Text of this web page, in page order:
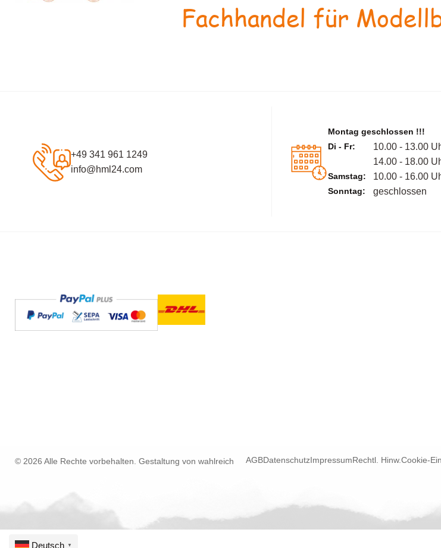
Fachhandel für
+49 341 961 1249
info@hml24.com
Montag geschlossen !!!
Di - Fr:
10.00 - 13.00
14.00 - 18.00
Samstag: 10.00 - 16.00
Sonntag: geschlossen
© 2026 Alle Rechte vorbehalten. Gestaltung von wahlreich AGBDatenschutzImpressumRechtl. Hinw.Cookie-
Deutsch ▼